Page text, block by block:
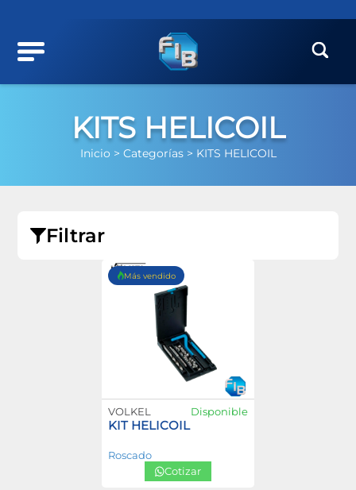
KITS HELICOIL
Inicio > Categorías > KITS HELICOIL
Filtrar
Más vendido
VOLKEL Disponible
KIT HELICOIL
Roscado
Cotizar